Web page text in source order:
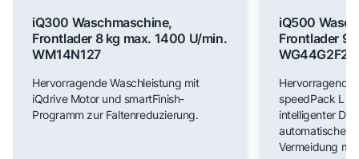
iQ300 Waschmaschine,
Frontlader 8 kg max. 1400 U/min.
WM14N127
Hervorragende Waschleistung mit
iQdrive Motor und smartFinish-
Programm zur Faltenreduzierung.
iQ500
Frontlader 9
WG44G2F22
Hervorragende
speedPack L
intelligenter
automatischer
Vermeidung